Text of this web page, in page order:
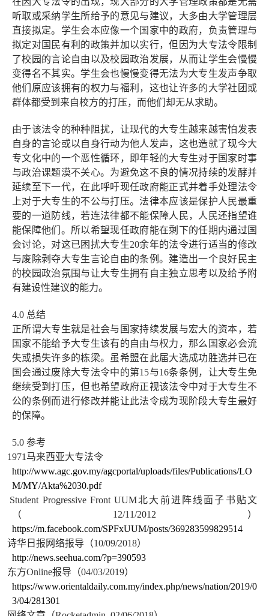
听取或采纳学生所给予的意见与建议，大多由大学管理层
直接拟定。学生会本应像一个国家中的政府，负责管理与
拟定对国民有利的政策并加以实行，但因为大专法令限制
了校园的言论自由以及校园政治发展，从而让学生会慢慢
变得名不其实。学生会也慢慢变得无法为大专生发声争取
他们原应该拥有的权力与福利，这也让许多的大学社团或
群体都受到来自校方的打压，而他们却无从求助。
由于该法令的种种阻扰，让现代的大专生越来越害怕发表
自身的言论或以自身行动为他人发声，这也造就了现今大
专文化中的一个恶性循环，即年轻的大专生对于国家时事
与政治课题漠不关心。为避免这不良的情况持续的发酵并
延续至下一代，在此呼吁现任政府能正式并着手处理法令
上对于大专生的不公与打压。法律本应该是保护人民最重
要的一道防线，若连法律都不能保障人民，人民还指望谁
能保障他们。所以希望现任政府能在剩下的任期内通过国
会讨论，对这已困扰大专生20余年的法令进行适当的修改
与废除剥夺大专生言论自由的条例。建造出一个良好民主
的校园政治氛围与让大专生拥有自主独立思考以及给予附
有建设性建议的能力。
4.0 总结
正所谓大专生就是社会与国家持续发展与宏大的资本，若
国家不能给予大专生该有的自由与权力，那么国家必会流
失或损失许多的栋梁。虽希盟在此届大选成功胜选并已在
国会通过废除大专法令中的第15与16条条例，让大专生免
继续受到打压，但也希望政府正视该法令中对于大专生不
公的条例而进行修改并能让此法令成为现阶段大专生最好
的保障。
5.0 参考
1971 马来西亚大专法令
http://www.agc.gov.my/agcportal/uploads/files/Publications/LO
M/MY/Akta%2030.pdf
Student Progressive Front UUM北大前进阵线面子书贴文
（ 12/11/2012 ）
https://m.facebook.com/SPFxUUM/posts/369283599829514
诗华日报网络报导（10/09/2018）
http://news.seehua.com/?p=390593
东方Online报导（04/03/2019）
https://www.orientaldaily.com.my/index.php/news/nation/2019/0
3/04/281301